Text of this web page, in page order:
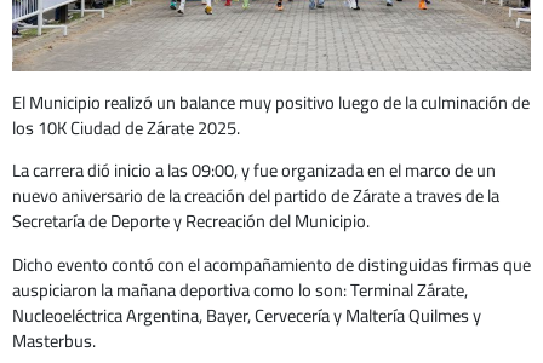
El Municipio realizó un balance muy positivo luego de la culminación de
los 10K Ciudad de Zárate 2025.
La carrera dió inicio a las 09:00, y fue organizada en el marco de un
nuevo aniversario de la creación del partido de Zárate a traves de la
Secretaría de Deporte y Recreación del Municipio.
Dicho evento contó con el acompañamiento de distinguidas firmas que
auspiciaron la mañana deportiva como lo son: Terminal Zárate,
Nucleoeléctrica Argentina, Bayer, Cervecería y Maltería Quilmes y
Masterbus.